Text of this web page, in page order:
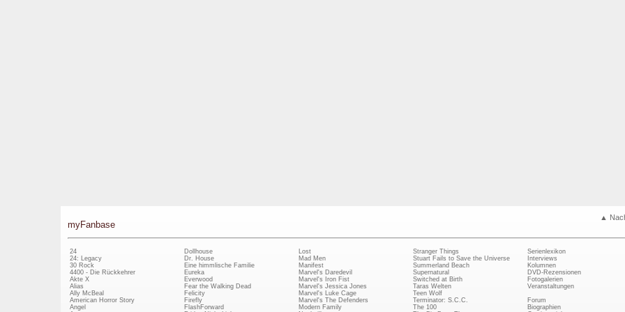
▲
myFanbase
24
24: Legacy
30 Rock
4400 - Die Rückkehrer
Akte X
Alias
Ally McBeal
American Horror Story
Angel
Dollhouse
Dr. House
Eine himmlische Familie
Eureka
Everwood
Fear the Walking Dead
Felicity
Firefly
FlashForward
Lost
Mad Men
Manifest
Marvel's Daredevil
Marvel's Iron Fist
Marvel's Jessica Jones
Marvel's Luke Cage
Marvel's The Defenders
Modern Family
Stranger Things
Stuart Fails to Save the Universe
Summerland Beach
Supernatural
Switched at Birth
Taras Welten
Teen Wolf
Terminator: S.C.C.
The 100
Serienlexikon
Interviews
Kolumnen
DVD-Rezensionen
Fotogalerien
Veranstaltungen
Forum
Biographien